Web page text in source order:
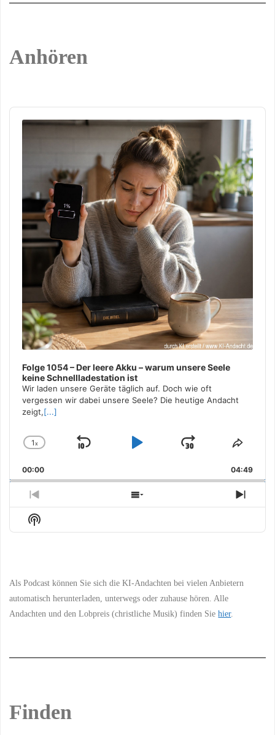
Anhören
Audio
Player
Folge 1054 – Der leere Akku – warum unsere Seele
keine Schnellladestation ist
Wir laden unsere Geräte täglich auf. Doch wie oft
vergessen wir dabei unsere Seele? Die heutige Andacht
zeigt,[...]
Change
Rate
1x
Skip
Play
Jump
Forward
Share
00:00 04:49
Previous
Episode
Show
Episodes
Next
Show
Podcast
Als Podcast können Sie sich die KI-Andachten bei vielen Anbietern
automatisch herunterladen, unterwegs oder zuhause hören. Alle
Andachten und den Lobpreis (christliche Musik) finden Siehier.
Finden